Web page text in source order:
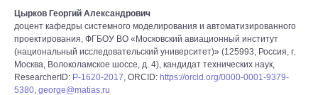
Цырков Георгий Александрович
доцент кафедры cистемного моделирования и автоматизированного
проектирования, ФГБОУ ВО «Московский авиационный институт
(национальный исследовательский университет)» (125993, Россия, г.
Москва, Волоколамское шоссе, д. 4), кандидат технических наук,
ResearcherID: P-1620-2017, ORCID: https://orcid.org/0000-0001-9379-
5380, george@matias.ru